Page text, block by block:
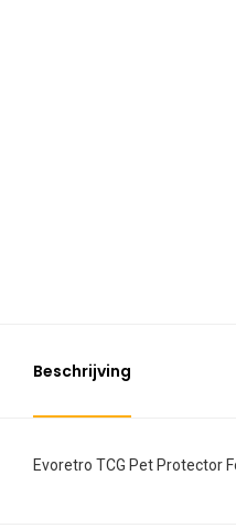
Beschrijving
Evoretro TCG Pet Protector